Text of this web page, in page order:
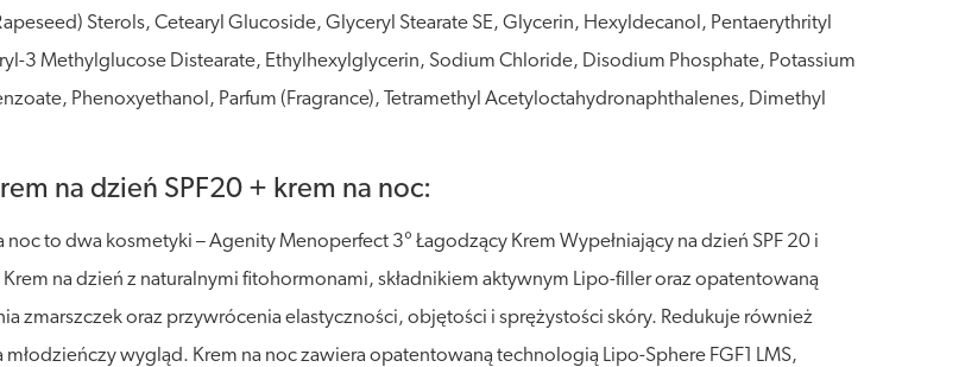
Sterols, Cetearyl Glucoside, Glyceryl Stearate SE, Glycerin, Hexyldecanol, Pentaerythrityl
3 Methylglucose Distearate, Ethylhexylglycerin, Sodium Chloride, Disodium Phosphate, Potassium
Phenoxyethanol, Parfum (Fragrance), Tetramethyl Acetyloctahydronaphthalenes, Dimethyl
na dzień SPF20 + krem na noc:
to dwa kosmetyki – Agenity Menoperfect 3° Łagodzący Krem Wypełniający na dzień SPF 20 i
na dzień z naturalnymi fitohormonami, składnikiem aktywnym Lipo-filler oraz opatentowaną
zmarszczek oraz przywrócenia elastyczności, objętości i sprężystości skóry. Redukuje również
wygląd. Krem na noc zawiera opatentowaną technologią Lipo-Sphere FGF1 LMS,